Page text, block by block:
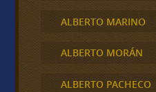
ALBERTO MARINO
ALBERTO MORÁN
ALBERTO PACHECO